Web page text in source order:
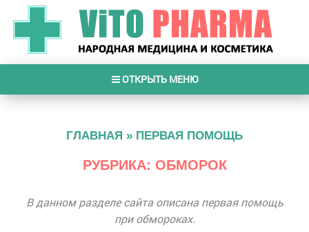
ОТКРЫТЬ МЕНЮ
ГЛАВНАЯ » ПЕРВАЯ ПОМОЩЬ
РУБРИКА: ОБМОРОК
В данном разделе сайта описана первая помощь
при обмороках.